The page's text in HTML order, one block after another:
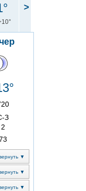
З
2
▼
▼
▼
>